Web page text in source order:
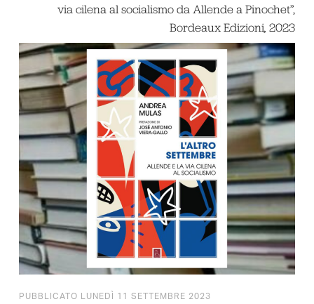
via cilena al socialismo da Allende a Pinochet”,
Bordeaux Edizioni, 2023
PUBBLICATO LUNEDÌ 11 SETTEMBRE 2023